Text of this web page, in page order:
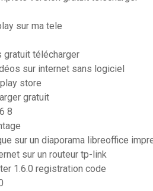
sur ma tele
gratuit télécharger
sur internet sans logiciel
store
gratuit
8
sur un diaporama libreoffice
sur un routeur tp-link
1.6.0 registration code